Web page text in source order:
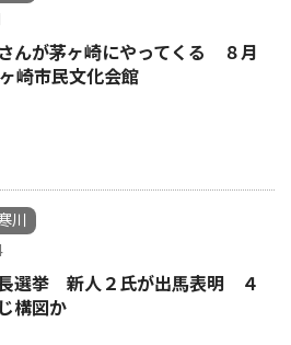
んが茅ヶ崎にやってくる ８月
崎市民文化会館
川
選挙 新人２氏が出馬表明 ４
構図か